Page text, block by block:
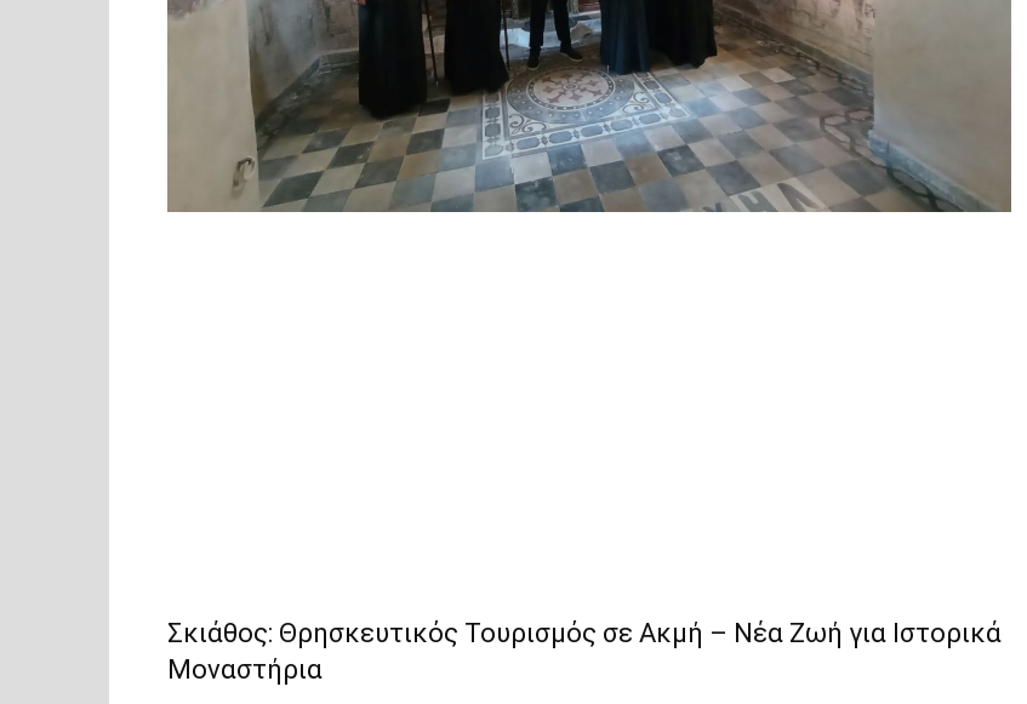
Σκιάθος: Θρησκευτικός Τουρισμός σε Ακμή – Νέα Ζωή για Ιστορικά
Μοναστήρια